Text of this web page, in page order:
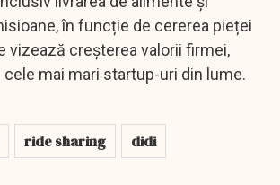
în funcție de cererea pieței
vizează creșterea valorii firmei,
cele mai mari startup-uri din lume.
ride sharing
didi